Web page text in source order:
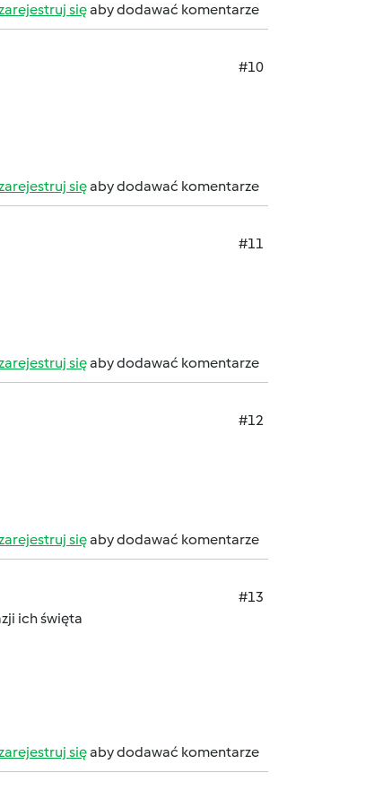
sięaby dodawać komentarze
#10
sięaby dodawać komentarze
#11
sięaby dodawać komentarze
#12
sięaby dodawać komentarze
#13
ich święta
sięaby dodawać komentarze